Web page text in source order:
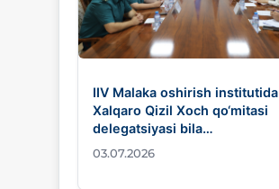
IIV Malaka oshirish institutida
Xalqaro Qizil Xoch qo‘mitasi
delegatsiyasi bila…
03.07.2026